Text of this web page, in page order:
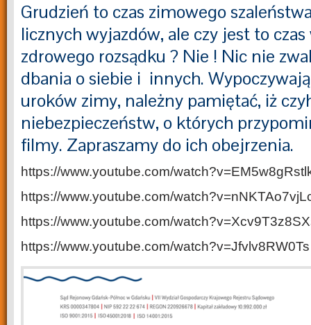
Grudzień to czas zimowego
licznych wyjazdów, ale czy jest to
zdrowego rozsądku ? Nie ! Nic nie
dbania o siebie i innych.
uroków zimy, należny pamiętać, iż
niebezpieczeństw, o których
filmy. Zapraszamy do ich obejrzenia.
https://www.youtube.com/
https://www.youtube.com/
https://www.youtube.com/
https://www.youtube.com/